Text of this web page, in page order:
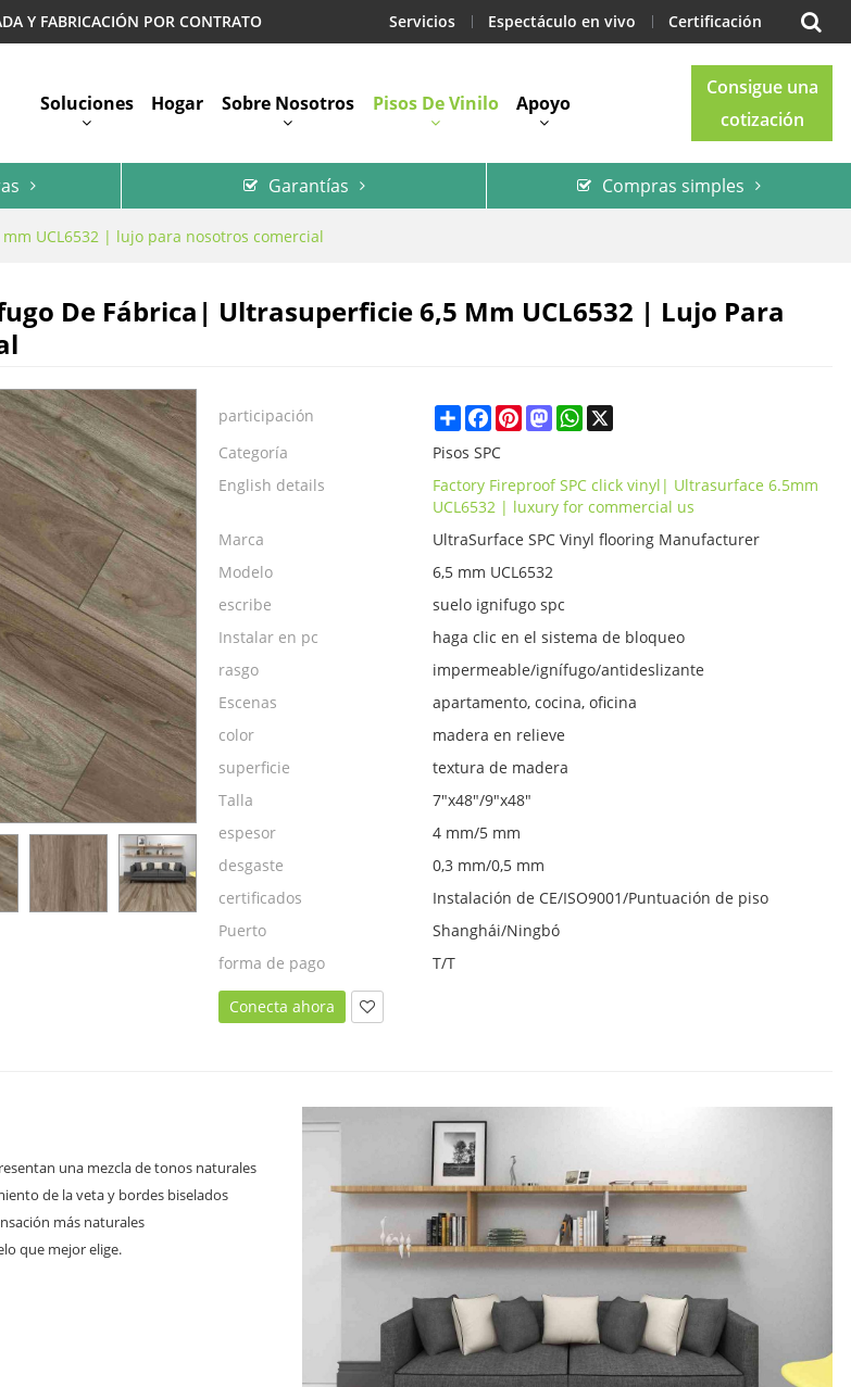
Y FABRICACIÓN POR CONTRATO Servicios Espectáculo en vivo Certificación
Soluciones Hogar Sobre Nosotros Pisos De Vinilo Apoyo
Consigue una
cotización
Garantías Compras simples
UCL6532 | lujo para nosotros comercial
De Fábrica| Ultrasuperficie 6,5 Mm UCL6532 | Lujo Para
participación ShareFacebookPinterestMastodonWhatsApp
Categoría
Pisos SPC
English details
Factory Fireproof SPC click vinyl| Ultrasurface 6.5mm
UCL6532 | luxury for commercial us
Marca
UltraSurface SPC Vinyl flooring Manufacturer
Modelo
6,5 mm UCL6532
escribe
suelo ignifugo spc
Instalar en pc
haga clic en el sistema de bloqueo
rasgo
impermeable/ignífugo/antideslizante
Escenas
apartamento, cocina, oficina
color
madera en relieve
superficie
textura de madera
Talla
7"x48"/9"x48"
espesor
4 mm/5 mm
desgaste
0,3 mm/0,5 mm
certificados
Instalación de CE/ISO9001/Puntuación de piso
Puerto
Shanghái/Ningbó
forma de pago
T/T
Conecta ahora
una mezcla de tonos naturales
de la veta y bordes biselados
más naturales
que mejor elige.